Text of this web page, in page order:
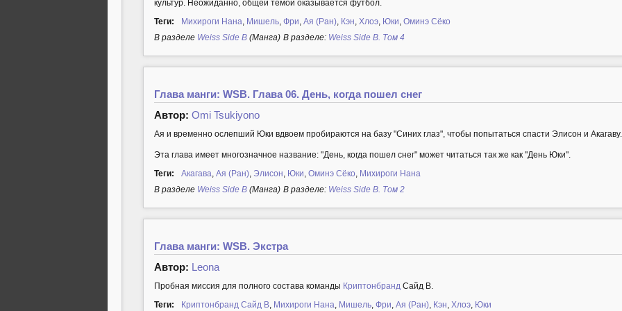
культур. Неожиданно, общей темой оказывается футбол.
Теги:
Михироги Нана, Мишель, Фри, Ая (Ран), Кэн, Хлоэ, Юки, Оминэ Сёко
В разделе Weiss Side B (Манга) В разделе: Weiss Side B. Том 4
Глава манги: WSB. Глава 06. День, когда пошел снег
Автор: Omi Tsukiyono
Ая и временно ослепший Юки вдвоем пробираются на базу "Синих глаз", чтобы попытаться спасти Элисон и
Эта глава имеет многозначное название: "День, когда пошел снег" может читаться так же как "День Юки".
Теги:
Акагава, Ая (Ран), Элисон, Юки, Оминэ Сёко, Михироги Нана
В разделе Weiss Side B (Манга) В разделе: Weiss Side B. Том 2
Глава манги: WSB. Экстра
Автор: Leona
Пробная миссия для полного состава команды КриптонбрандСайд B.
Теги:
Криптонбранд Сайд B, Михироги Нана, Мишель, Фри, Ая (Ран), Кэн, Хлоэ, Юки